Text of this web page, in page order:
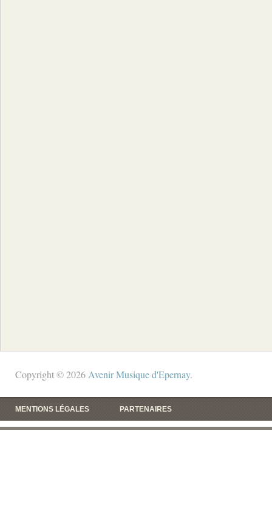
Copyright © 2026 Avenir Musique d'Epernay.
MENTIONS LÉGALES PARTENAIRES